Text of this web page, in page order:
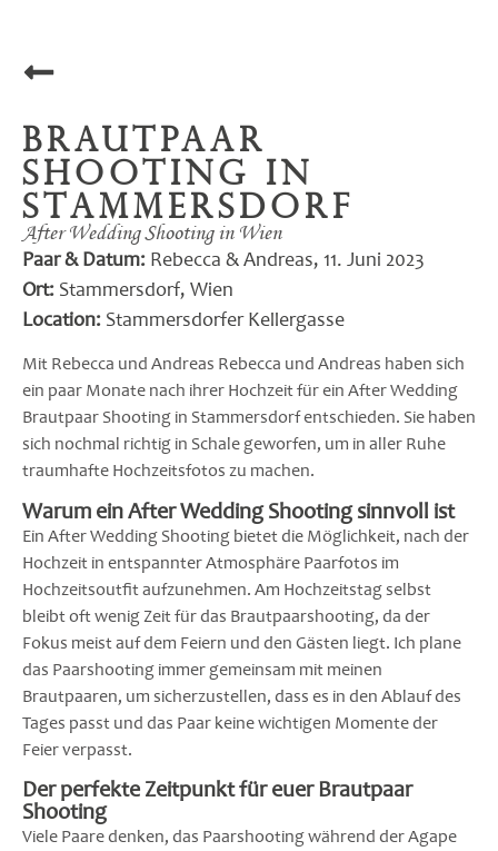
Brautpaar
Shooting in
Stammersdorf
After Wedding Shooting in Wien
Paar & Datum: Rebecca & Andreas, 11. Juni 2023
Ort: Stammersdorf, Wien
Location: Stammersdorfer Kellergasse
Mit Rebecca und Andreas Rebecca und Andreas haben sich
ein paar Monate nach ihrer Hochzeit für ein After Wedding
Brautpaar Shooting in Stammersdorf entschieden. Sie haben
sich nochmal richtig in Schale geworfen, um in aller Ruhe
traumhafte Hochzeitsfotos zu machen.
Warum ein After Wedding Shooting sinnvoll ist
Ein After Wedding Shooting bietet die Möglichkeit, nach der
Hochzeit in entspannter Atmosphäre Paarfotos im
Hochzeitsoutfit aufzunehmen. Am Hochzeitstag selbst
bleibt oft wenig Zeit für das Brautpaarshooting, da der
Fokus meist auf dem Feiern und den Gästen liegt. Ich plane
das Paarshooting immer gemeinsam mit meinen
Brautpaaren, um sicherzustellen, dass es in den Ablauf des
Tages passt und das Paar keine wichtigen Momente der
Feier verpasst.
Der perfekte Zeitpunkt für euer Brautpaar
Shooting
Viele Paare denken, das Paarshooting während der Agape